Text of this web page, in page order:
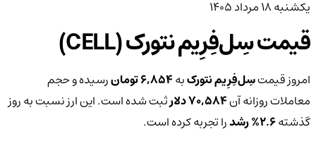
یکشنبه ۱۸ مرداد ۱۴۰۵
قیمت سِل‌فِرِیم نتورک (CELL)
امروز قیمتسِل‌فِرِیم نتورکبه6,854 تومان
رسیده و حجم
معاملات روزانه آن70,584 دلار
ثبت شده است. این ارز نسبت به روز
گذشته2.6% رشدرا تجربه کرده است.